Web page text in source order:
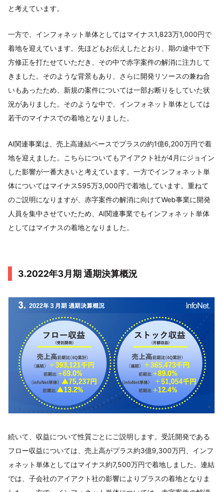
と考えています。
一方で、インフォネット単体としてはマイナス1,823万1,000円で
着地を迎えています。先ほどもお伝えしたとおり、期の途中で下
方修正を打たせていただき、その中で赤字案件の解消に注力して
きました。そのような背景もあり、さらに開発リソースの兼ね合
いもあったため、新規の案件については一部お断りをしていた状
況がありました。そのような中で、インフォネット単体としては
若干のマイナスでの着地となりました。
AI関連事業は、売上高連結ベースでプラスの約1億6,200万円で着
地を迎えました。こちらについてもアイアクト社が4月にジョイン
した影響が一番大きいと考えています。一方でインフォネット単
体についてはマイナス595万3,000円で着地しています。重ねて
のご説明になりますが、赤字案件の解消に向けてWeb事業に開発
人員を集中させていたため、AI関連事業でもインフォネット単体
としてはマイナスの着地となりました。
3.2022年3月期 通期決算概況
続いて、収益について性質ごとにご説明します。受託開発である
フロー収益については、売上高がプラス約3億9,300万円、インフ
ォネット単体としてはマイナス約7,500万円で着地しました。連結
では、子会社のアイアクト社の影響によりプラスの着地となりま